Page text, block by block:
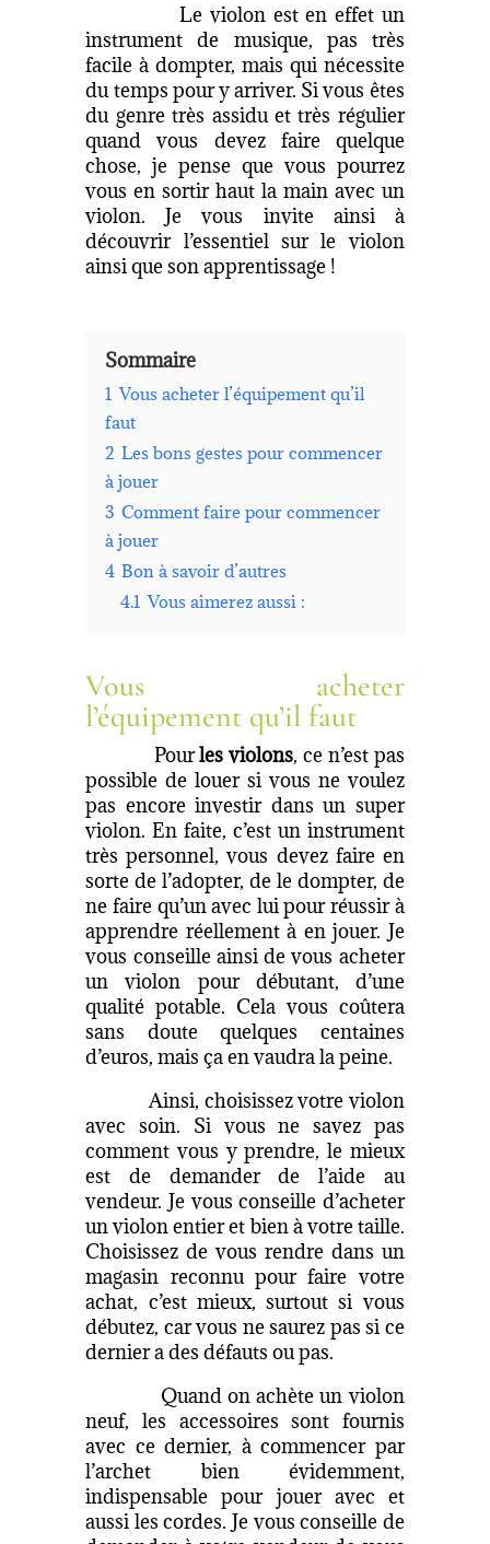
Le violon est en effet un
instrument de musique, pas très
facile à dompter, mais qui nécessite
du temps pour y arriver. Si vous êtes
du genre très assidu et très régulier
quand vous devez faire quelque
chose, je pense que vous pourrez
vous en sortir haut la main avec un
violon. Je vous invite ainsi à
découvrir l’essentiel sur le violon
ainsi que son apprentissage !
Sommaire
1 Vous acheter l’équipement qu’il
faut
2 Les bons gestes pour commencer
à jouer
3 Comment faire pour commencer
à jouer
4 Bon à savoir d’autres
4.1 Vous aimerez aussi :
Vous acheter
l’équipement qu’il faut
Pourles violons, ce n’est pas
possible de louer si vous ne voulez
pas encore investir dans un super
violon. En faite, c’est un instrument
très personnel, vous devez faire en
sorte de l’adopter, de le dompter, de
ne faire qu’un avec lui pour réussir à
apprendre réellement à en jouer. Je
vous conseille ainsi de vous acheter
un violon pour débutant, d’une
qualité potable. Cela vous coûtera
sans doute quelques centaines
d’euros, mais ça en vaudra la peine.
Ainsi, choisissez votre violon
avec soin. Si vous ne savez pas
comment vous y prendre, le mieux
est de demander de l’aide au
vendeur. Je vous conseille d’acheter
un violon entier et bien à votre taille.
Choisissez de vous rendre dans un
magasin reconnu pour faire votre
achat, c’est mieux, surtout si vous
débutez, car vous ne saurez pas si ce
dernier a des défauts ou pas.
Quand on achète un violon
neuf, les accessoires sont fournis
avec ce dernier, à commencer par
l’archet bien évidemment,
indispensable pour jouer avec et
aussi les cordes. Je vous conseille de